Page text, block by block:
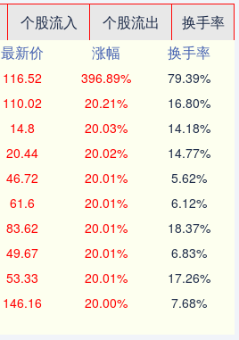
个股流入 个股流出
换手率
最新价 涨幅
换手率
116.52 396.89% 79.39%
110.02 20.21% 16.80%
14.8 20.03% 14.18%
20.44 20.02% 14.77%
46.72 20.01% 5.62%
61.6 20.01% 6.12%
83.62 20.01% 18.37%
49.67 20.01% 6.83%
53.33 20.01% 17.26%
146.16 20.00% 7.68%